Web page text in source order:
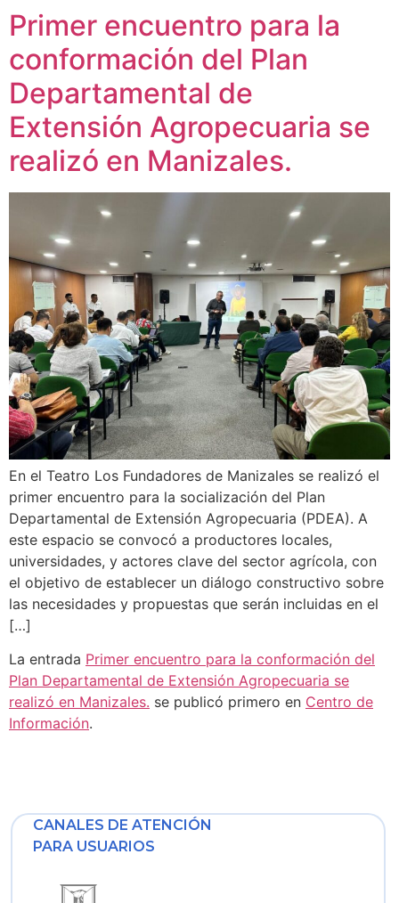
Primer encuentro para la
conformación del Plan
Departamental de
Extensión Agropecuaria se
realizó en Manizales.
En el Teatro Los Fundadores de Manizales se realizó el
primer encuentro para la socialización del Plan
Departamental de Extensión Agropecuaria (PDEA). A
este espacio se convocó a productores locales,
universidades, y actores clave del sector agrícola, con
el objetivo de establecer un diálogo constructivo sobre
las necesidades y propuestas que serán incluidas en el
[…]
La entrada Primer encuentro para la conformación del
Plan Departamental de Extensión Agropecuaria se
realizó en Manizales. se publicó primero en Centro de
Información.
CANALES DE ATENCIÓN
PARA USUARIOS